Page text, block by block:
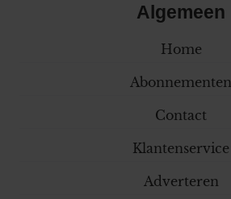
Algemeen
Home
Abonnementen
Contact
Klantenservice
Adverteren